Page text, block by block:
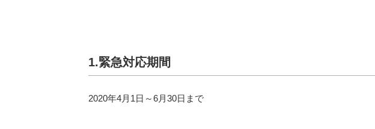
1.緊急対応期間
2020年4月1日～6月30日まで